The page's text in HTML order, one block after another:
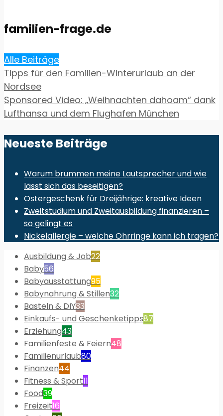
familien-frage.de
Alle Beiträge
Tipps für den Familien-Winterurlaub an der
Nordsee
Sponsored Video: „Weihnachten dahoam“ dank
Lufthansa und dem Flughafen München
Neueste Beiträge
Warum brummen meine Lautsprecher und wie
lässt sich das beseitigen?
Ostergeschenk für Dreijährige: kreative Ideen
Zweitstudium und Zweitausbildung finanzieren –
so gelingt es
Nickelallergie – welche Ohrringe kann ich tragen?
Ausbildung & Job22
Baby56
Babyausstattung95
Babynahrung & Stillen32
Basteln & DIY33
Einkaufs- und Geschenketipps87
Erziehung43
Familienfeste & Feiern48
Familienurlaub80
Finanzen44
Fitness & Sport11
Food39
Freizeit16